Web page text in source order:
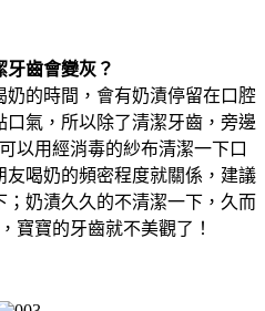
牙齒會變灰？
的時間，會有奶漬停留在口腔
氣，所以除了清潔牙齒，旁邊
以用經消毒的紗布清潔一下口
喝奶的頻密程度就關係，建議
奶漬久久的不清潔一下，久而
寶寶的牙齒就不美觀了！